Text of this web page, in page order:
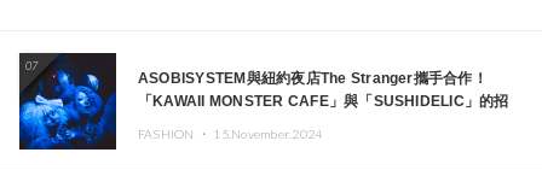
07
ASOBISYSTEM與紐約夜店The Stranger攜手合作！
「KAWAII MONSTER CAFE」與「SUSHIDELIC」的招
FASHION ・ 15.November.2024